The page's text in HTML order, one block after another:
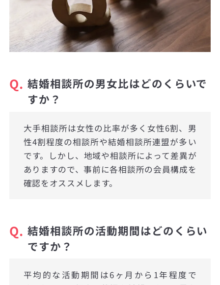
Q. 結婚相談所の男女比はどのくらいで
すか？
大手相談所は女性の比率が多く女性6割、男
性4割程度の相談所や結婚相談所連盟が多い
です。しかし、地域や相談所によって差異が
ありますので、事前に各相談所の会員構成を
確認をオススメします。
Q. 結婚相談所の活動期間はどのくらい
ですか？
平均的な活動期間は6ヶ月から1年程度で